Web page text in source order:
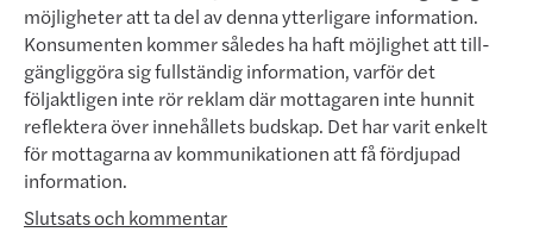
möjligheter att ta del av denna ytterligare information.
Konsumenten kommer således ha haft möjlighet att till­
gäng­liggöra sig fullständig information, varför det
följaktligen inte rör reklam där mottagaren inte hunnit
reflek­tera över innehållets budskap. Det har varit enkelt
för mottagarna av kommunikationen att få fördjupad
inform­ation.
Slutsats och kommentar